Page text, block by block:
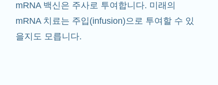
mRNA 백신은 주사로 투여합니다. 미래의
mRNA 치료는 주입(infusion)으로 투여할 수 있
을지도 모릅니다.